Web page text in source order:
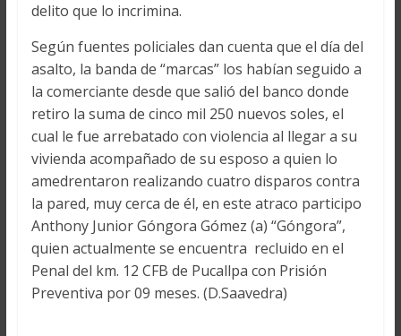
delito que lo incrimina.
Según fuentes policiales dan cuenta que el día del
asalto, la banda de “marcas” los habían seguido a
la comerciante desde que salió del banco donde
retiro la suma de cinco mil 250 nuevos soles, el
cual le fue arrebatado con violencia al llegar a su
vivienda acompañado de su esposo a quien lo
amedrentaron realizando cuatro disparos contra
la pared, muy cerca de él, en este atraco participo
Anthony Junior Góngora Gómez (a) “Góngora”,
quien actualmente se encuentra recluido en el
Penal del km. 12 CFB de Pucallpa con Prisión
Preventiva por 09 meses. (D.Saavedra)